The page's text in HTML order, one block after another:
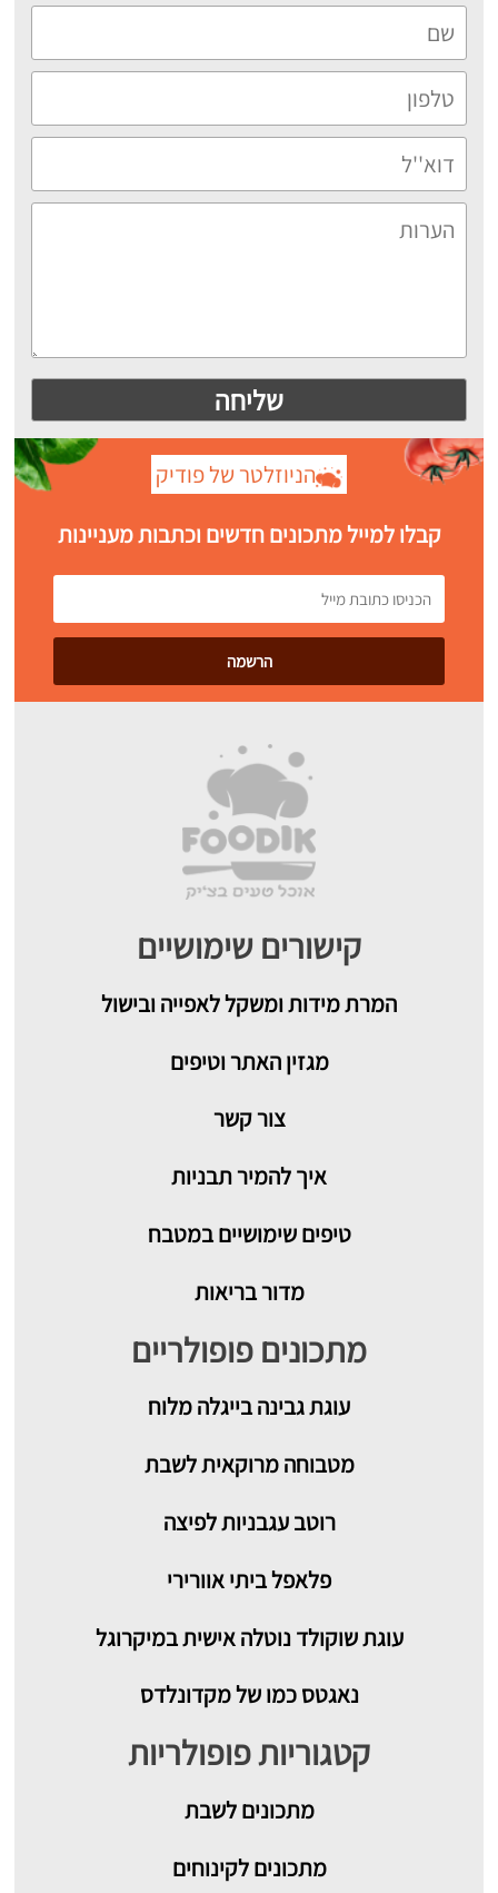
הניוזלטר של פודיק
קבלו למייל מתכונים חדשים וכתבות מעניינות
קישורים שימושיים
המרת מידות ומשקל לאפייה ובישול
מגזין האתר וטיפים
צור קשר
איך להמיר תבניות
טיפים שימושיים במטבח
מדור בריאות
מתכונים פופולריים
עוגת גבינה בייגלה מלוח
מטבוחה מרוקאית לשבת
רוטב עגבניות לפיצה
פלאפל ביתי אוורירי
עוגת שוקולד נוטלה אישית במיקרוגל
נאגטס כמו של מקדונלדס
קטגוריות פופולריות
מתכוניםלשבת
מתכונים לקינוחים